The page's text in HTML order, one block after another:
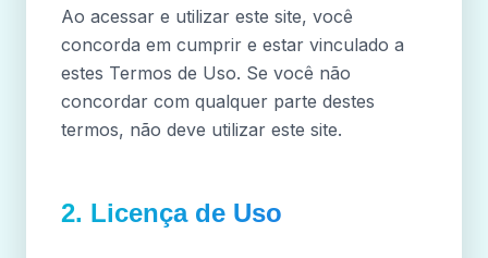
Ao acessar e utilizar este site, você
concorda em cumprir e estar vinculado a
estes Termos de Uso. Se você não
concordar com qualquer parte destes
termos, não deve utilizar este site.
2. Licença de Uso